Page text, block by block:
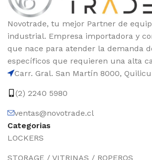
Novotrade, tu mejor Partner de
industrial. Empresa importadora y
que nace para atender la demanda
específicos que requieren una alta
Carr. Gral. San Martín 8000,
(2) 2240 5980
ventas@novotrade.cl
Categorias
LOCKERS
STORAGE / VITRINAS / ROPEROS